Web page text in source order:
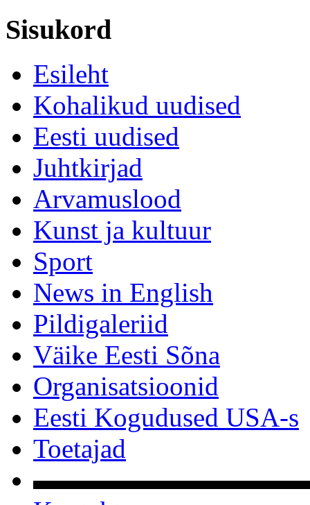
Sisukord
Esileht
Kohalikud uudised
Eesti uudised
Juhtkirjad
Arvamuslood
Kunst ja kultuur
Sport
News in English
Pildigaleriid
Väike Eesti Sõna
Organisatsioonid
Eesti Kogudused USA-s
Toetajad